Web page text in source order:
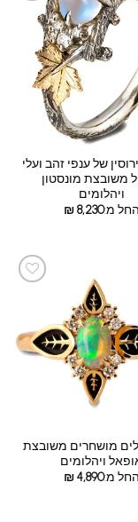
של ענפי זהב ועלי
משובצת מונסטון
ויהלומים
החל מ:
₪8,230
מושחרים משובצת
ויהלומים
החל מ:
₪4,890